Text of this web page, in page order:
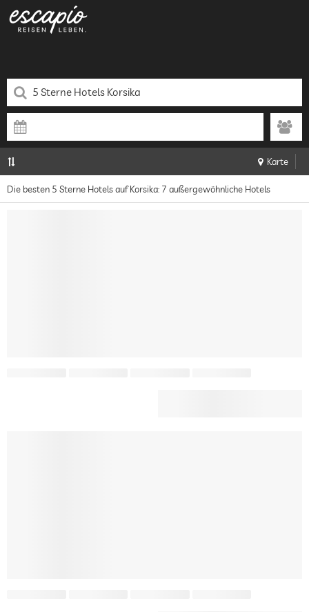
Karte
Die besten 5 Sterne Hotels auf Korsika: 7 außergewöhnliche Hotels